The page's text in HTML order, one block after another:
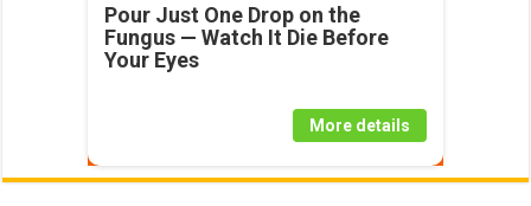
Pour Just One Drop on the
Fungus — Watch It Die Before
Your Eyes
More details